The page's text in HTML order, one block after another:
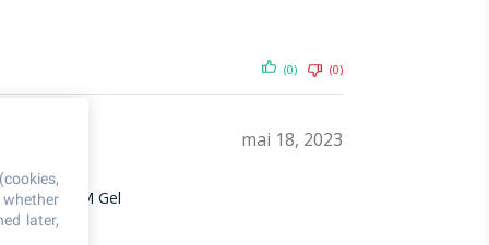
(0) (0)
mai 18, 2023
Aloe MSM Gel
later,